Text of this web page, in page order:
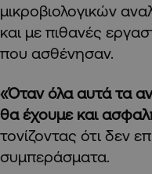
μικροβιολογικών
και με πιθανές
που ασθένησαν.
«Όταν όλα αυτά τα
θα έχουμε και
τονίζοντας ότι δεν
συμπεράσματα.